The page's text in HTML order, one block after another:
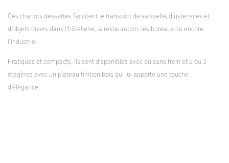
Ces chariots dessertes facilitent le transport de vaisselle, d’ustensiles et
d’objets divers dans l’hôtellerie, la restauration, les bureaux ou encore
l’industrie.
Pratiques et compacts, ils sont disponibles avec ou sans frein et 2 ou 3
étagères avec un plateau finition bois qui lui apporte une touche
d’élégance.